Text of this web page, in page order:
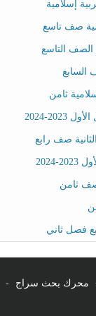
إسلامية
صف تاسع
السابع
2024
صف رابع
ثامن
فصل ثاني
محرك بحث سراج -